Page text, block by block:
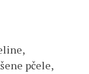
pčele,